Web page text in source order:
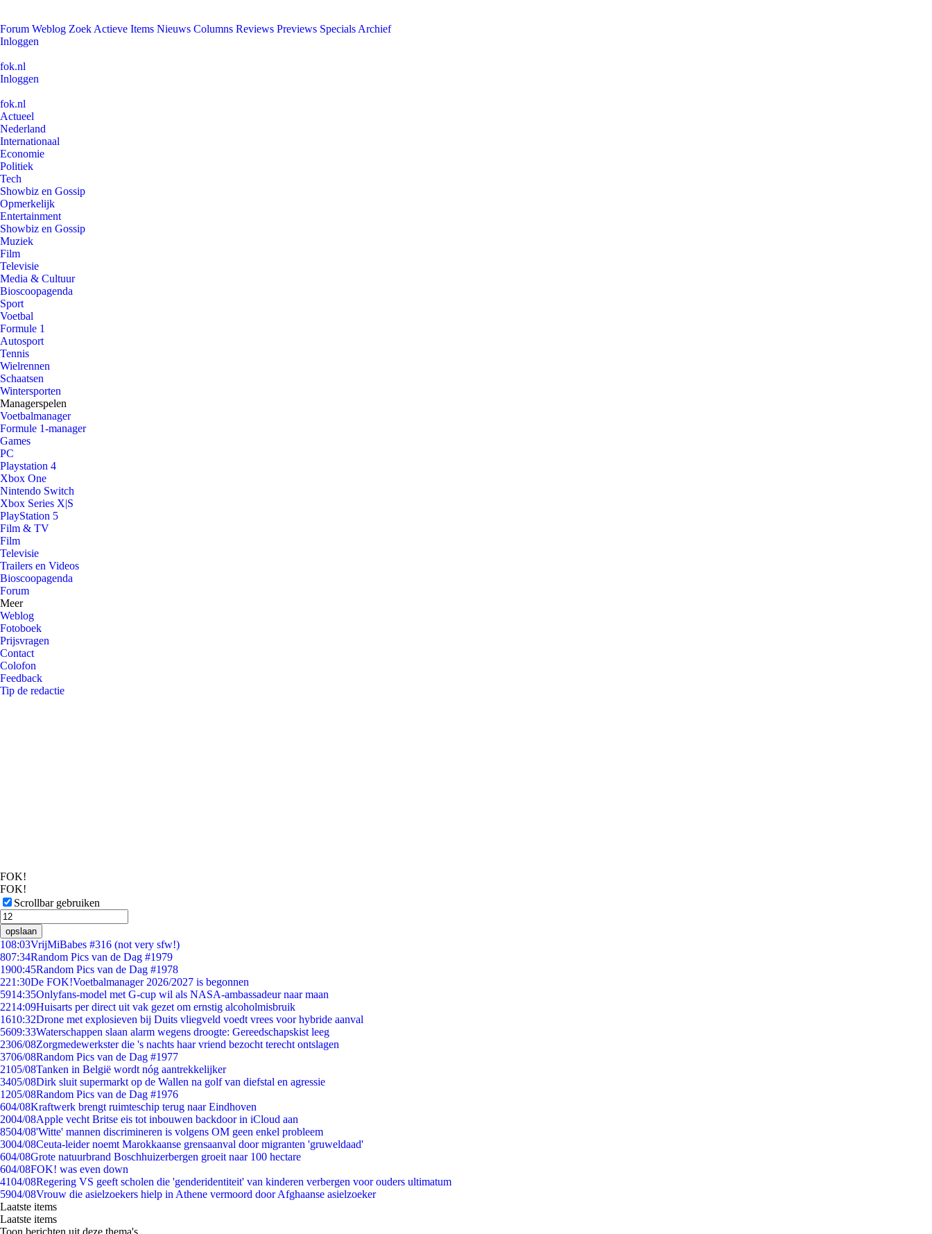
Forum Weblog Zoek Actieve Items Nieuws Columns Reviews Previews Specials Archief
Inloggen
fok.nl
Inloggen
fok.nl
Actueel
Nederland
Internationaal
Economie
Politiek
Tech
Showbiz en Gossip
Opmerkelijk
Entertainment
Showbiz en Gossip
Muziek
Film
Televisie
Media & Cultuur
Bioscoopagenda
Sport
Voetbal
Formule 1
Autosport
Tennis
Wielrennen
Schaatsen
Wintersporten
Managerspelen
Voetbalmanager
Formule 1-manager
Games
PC
Playstation 4
Xbox One
Nintendo Switch
Xbox Series X|S
PlayStation 5
Film & TV
Film
Televisie
Trailers en Videos
Bioscoopagenda
Forum
Meer
Weblog
Fotoboek
Prijsvragen
Contact
Colofon
Feedback
Tip de redactie
FOK!
FOK!
Scrollbar gebruiken
opslaan
108:03VrijMiBabes #316 (not very sfw!)
807:34Random Pics van de Dag #1979
1900:45Random Pics van de Dag #1978
221:30De FOK!Voetbalmanager 2026/2027 is begonnen
5914:35Onlyfans-model met G-cup wil als NASA-ambassadeur naar maan
2214:09Huisarts per direct uit vak gezet om ernstig alcoholmisbruik
1610:32Drone met explosieven bij Duits vliegveld voedt vrees voor hybride aanval
5609:33Waterschappen slaan alarm wegens droogte: Gereedschapskist leeg
2306/08Zorgmedewerkster die 's nachts haar vriend bezocht terecht ontslagen
3706/08Random Pics van de Dag #1977
2105/08Tanken in België wordt nóg aantrekkelijker
3405/08Dirk sluit supermarkt op de Wallen na golf van diefstal en agressie
1205/08Random Pics van de Dag #1976
604/08Kraftwerk brengt ruimteschip terug naar Eindhoven
2004/08Apple vecht Britse eis tot inbouwen backdoor in iCloud aan
8504/08'Witte' mannen discrimineren is volgens OM geen enkel probleem
3004/08Ceuta-leider noemt Marokkaanse grensaanval door migranten 'gruweldaad'
604/08Grote natuurbrand Boschhuizerbergen groeit naar 100 hectare
604/08FOK! was even down
4104/08Regering VS geeft scholen die 'genderidentiteit' van kinderen verbergen voor ouders ultimatum
5904/08Vrouw die asielzoekers hielp in Athene vermoord door Afghaanse asielzoeker
Laatste items
Laatste items
Toon berichten uit deze thema's